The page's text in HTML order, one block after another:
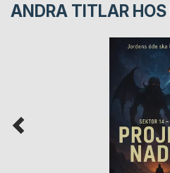
ANDRA TITLAR HOS